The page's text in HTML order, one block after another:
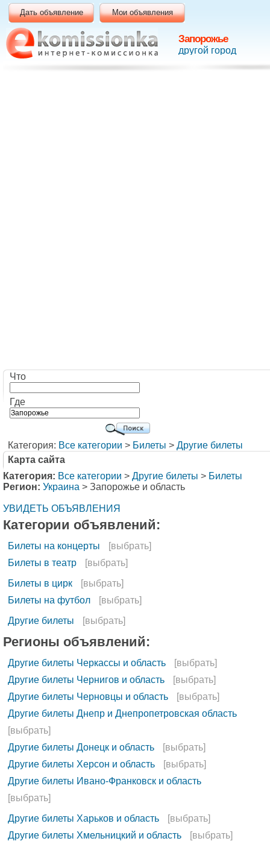
Запорожье
другой город
Дать объявление Мои объявления
Что
Где
Категория: Все категории > Билеты > Другие билеты
Карта сайта
Категория: Все категории > Другие билеты > Билеты
Регион: Украина > Запорожье и область
УВИДЕТЬ ОБЪЯВЛЕНИЯ
Категории объявлений:
Билеты на концерты
[выбрать]
Билеты в театр
[выбрать]
Билеты в цирк
[выбрать]
Билеты на футбол
[выбрать]
Другие билеты
[выбрать]
Регионы объявлений:
Другие билеты Черкассы и область
[выбрать]
Другие билеты Чернигов и область
[выбрать]
Другие билеты Черновцы и область
[выбрать]
Другие билеты Днепр и Днепропетровская область
[выбрать]
Другие билеты Донецк и область
[выбрать]
Другие билеты Херсон и область
[выбрать]
Другие билеты Ивано-Франковск и область
[выбрать]
Другие билеты Харьков и область
[выбрать]
Другие билеты Хмельницкий и область
[выбрать]